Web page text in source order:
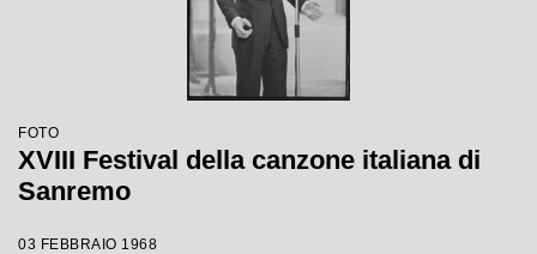
FOTO
XVIII Festival della canzone italiana di
Sanremo
03 FEBBRAIO 1968